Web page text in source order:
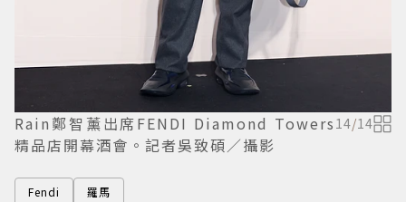
Rain鄭智薰出席FENDI Diamond Towers
精品店開幕酒會。記者吳致碩／攝影
14/14
Fendi 羅馬